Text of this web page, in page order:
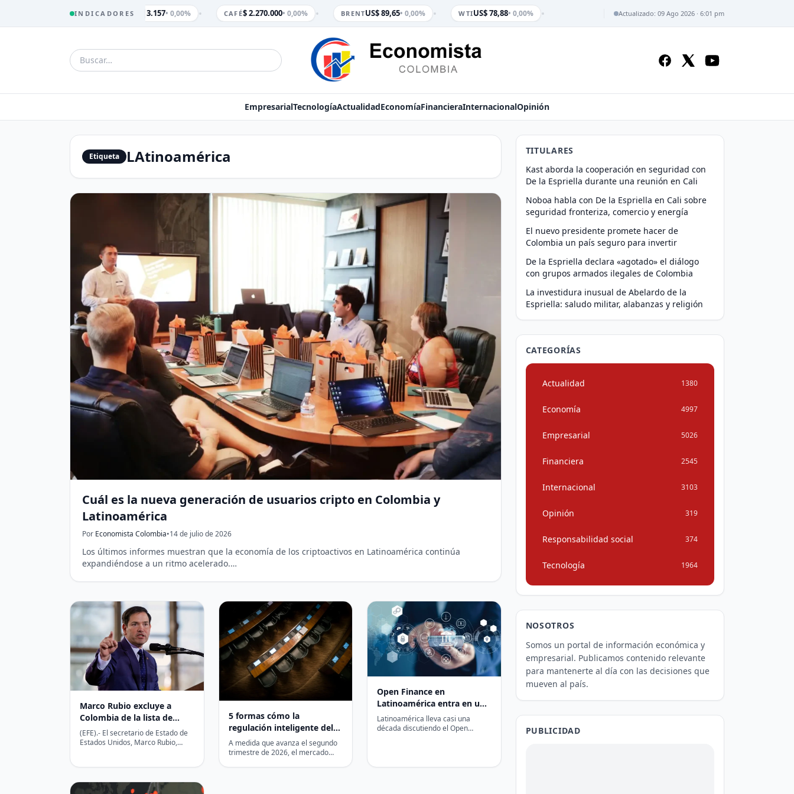
INDICADORES
TRM $ 3.157• 0,00% CAFÉ$ 2.270.000• 0,00% BRENTUS$ 89,65• 0,00% WTIUS$ 78,88• 0,00% Actualizado: 09 Ago 2026 · 6:01 pm
EmpresarialTecnologíaActualidadEconomíaFinancieraInternacionalOpinión
Etiqueta LAtinoamérica
Cuál es la nueva generación de usuarios cripto en Colombia y
Latinoamérica
Por Economista Colombia•14 de julio de 2026
Los últimos informes muestran que la economía de los criptoactivos en Latinoamérica continúa
expandiéndose a un ritmo acelerado.…
Marco Rubio excluye a
Colombia de la lista de
aliados estratégicos de EE.
UU. en Latinoamérica
(EFE).- El secretario de Estado de
Estados Unidos, Marco Rubio,
5 formas cómo la
regulación inteligente del
Bitcoin puede desbloquear
$1,5 mil millones de LatAm
A medida que avanza el segundo
trimestre de 2026, el mercado
Open Finance en
Latinoamérica entra en una
fase más exigente tras el
movimiento de Colombia
Latinoamérica lleva casi una
década discutiendo el Open
TITULARES
Kast aborda la cooperación en seguridad con
De la Espriella durante una reunión en Cali
Noboa habla con De la Espriella en Cali sobre
seguridad fronteriza, comercio y energía
El nuevo presidente promete hacer de
Colombia un país seguro para invertir
De la Espriella declara «agotado» el diálogo
con grupos armados ilegales de Colombia
La investidura inusual de Abelardo de la
Espriella: saludo militar, alabanzas y religión
CATEGORÍAS
Actualidad 1380
Economía 4997
Empresarial 5026
Financiera 2545
Internacional 3103
Opinión 319
Responsabilidad social 374
Tecnología 1964
NOSOTROS
Somos un portal de información económica y
empresarial. Publicamos contenido relevante
para mantenerte al día con las decisiones que
mueven al país.
PUBLICIDAD